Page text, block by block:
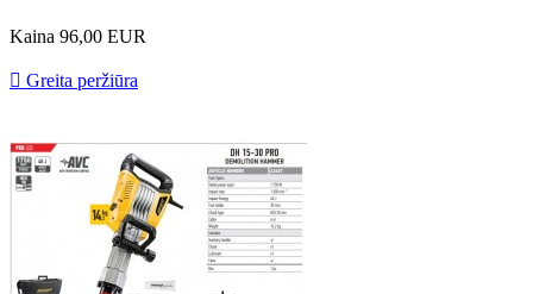
Kaina 96,00 EUR
 Greita peržiūra